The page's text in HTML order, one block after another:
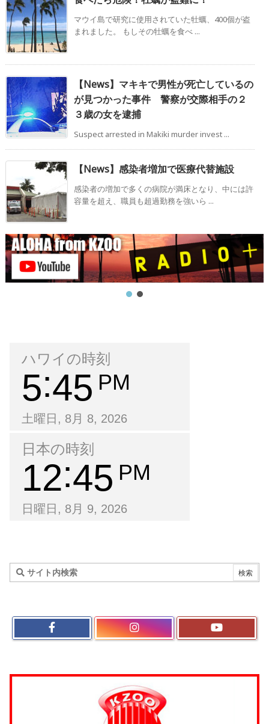
マウイ島で研究に使用されていた牡蠣、400個が盗
まれました。 もしその牡蠣を食べ ...
【News】マキキで男性が死亡しているの
が見つかった事件 警察が交際相手の２
３歳の女を逮捕
Suspect arrested in Makiki murder invest ...
【News】感染者増加で医療代替施設
感染者の増加で多くの病院が満床となり、中には許
容量を超え、職員も超過勤務を強いら ...
ハワイの時刻
5 45 PM
土曜日, 8月 8, 2026
日本の時刻
12 45 PM
日曜日, 8月 9, 2026